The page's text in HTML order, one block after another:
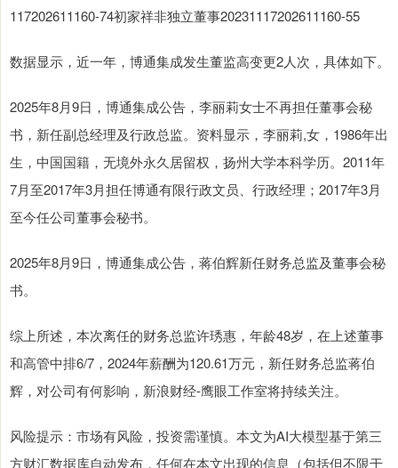
117202611160-74初家祥非独立董事20231117202611160-55
数据显示，近一年，博通集成发生董监高变更2人次，具体如下。
2025年8月9日，博通集成公告，李丽莉女士不再担任董事会秘
书，新任副总经理及行政总监。资料显示，李丽莉,女，1986年出
生，中国国籍，无境外永久居留权，扬州大学本科学历。2011年
7月至2017年3月担任博通有限行政文员、行政经理；2017年3月
至今任公司董事会秘书。
2025年8月9日，博通集成公告，蒋伯辉新任财务总监及董事会秘
书。
综上所述，本次离任的财务总监许琇惠，年龄48岁，在上述董事
和高管中排6/7，2024年薪酬为120.61万元，新任财务总监蒋伯
辉，对公司有何影响，新浪财经-鹰眼工作室将持续关注。
风险提示：市场有风险，投资需谨慎。本文为AI大模型基于第三
方财汇数据库自动发布，任何在本文出现的信息（包括但不限于